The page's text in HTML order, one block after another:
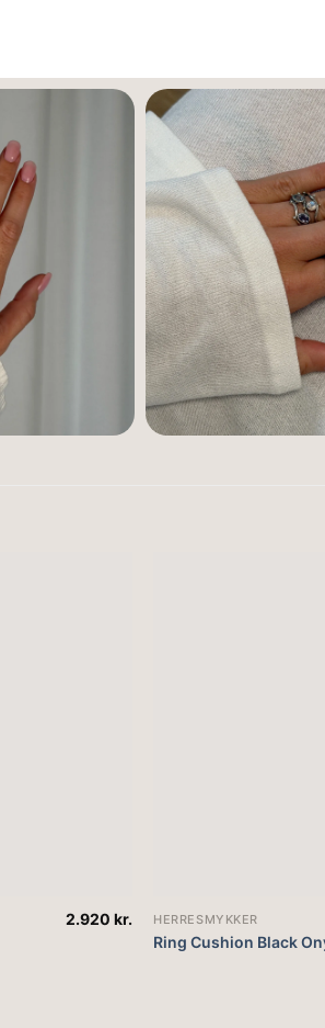
2.920 kr. HERRESMYKKER
Ring Cushion Black